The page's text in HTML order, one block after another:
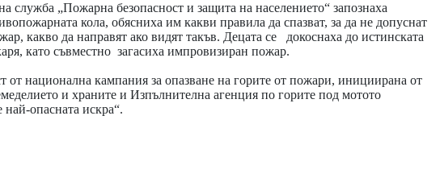
служба „Пожарна безопасност и защита на населението“ запознаха
кола, обясниха им какви правила да спазват, за да не допуснат
какво да направят ако видят такъв. Децата се докоснаха до истинската
като съвместно загасиха импровизиран пожар.
от национална кампания за опазване на горите от пожари, инициирана от
и храните и Изпълнителна агенция по горите под мотото
най-опасната искра“.